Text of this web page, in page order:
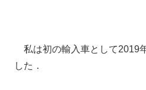
私は初の輸入車として2019
した．